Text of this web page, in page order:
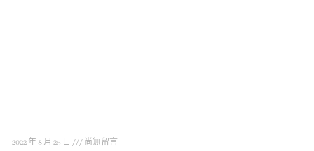
2022 年 8 月 25 日 尚無留言